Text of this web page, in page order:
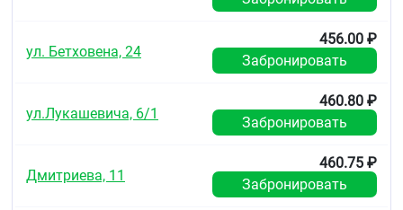
печеночная недостаточность, энцефалопатия и
Лечение: ;следует сделать промывание желудка,
принять активированный уголь и обратиться к
Взаимодействие с другими
Рекомендуется воздержаться от приема
препарата при приеме ингибиторов
ул. Бетховена, 24
456.00 ₽
Забронировать
ул.Лукашевича, 6/1
460.80 ₽
Забронировать
Дмитриева, 11
460.75 ₽
Забронировать